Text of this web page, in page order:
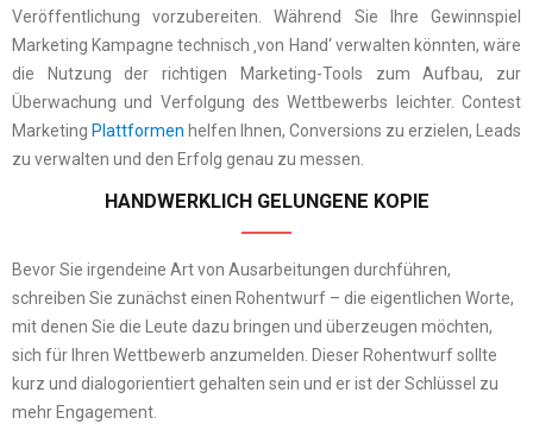
Veröffentlichung vorzubereiten. Während Sie Ihre Gewinnspiel
Marketing Kampagne technisch ‚von Hand‘ verwalten könnten, wäre
die Nutzung der richtigen Marketing-Tools zum Aufbau, zur
Überwachung und Verfolgung des Wettbewerbs leichter. Contest
Marketing Plattformen helfen Ihnen, Conversions zu erzielen, Leads
zu verwalten und den Erfolg genau zu messen.
HANDWERKLICH GELUNGENE KOPIE
Bevor Sie irgendeine Art von Ausarbeitungen durchführen,
schreiben Sie zunächst einen Rohentwurf – die eigentlichen Worte,
mit denen Sie die Leute dazu bringen und überzeugen möchten,
sich für Ihren Wettbewerb anzumelden. Dieser Rohentwurf sollte
kurz und dialogorientiert gehalten sein und er ist der Schlüssel zu
mehr Engagement.